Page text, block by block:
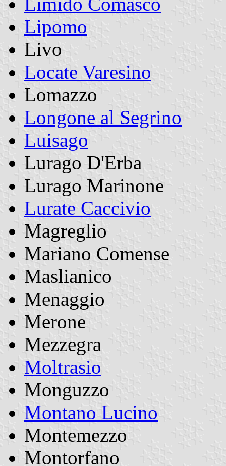
Lipomo
Livo
Locate Varesino
Lomazzo
Longone al Segrino
Luisago
Lurago D'Erba
Lurago Marinone
Lurate Caccivio
Magreglio
Mariano Comense
Maslianico
Menaggio
Merone
Mezzegra
Moltrasio
Monguzzo
Montano Lucino
Montemezzo
Montorfano